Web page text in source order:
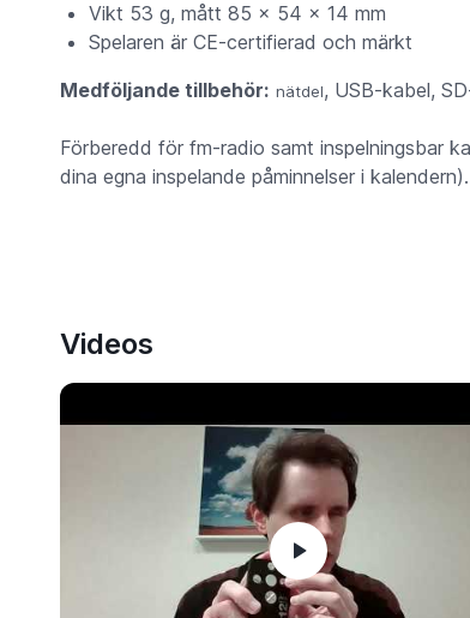
Vikt 53 g, mått 85 x 54 x 14 mm
Spelaren är CE-certifierad och märkt
Medföljande tillbehör: nätdel, USB-kabel,
Förberedd för fm-radio samt inspelningsbar
dina egna inspelande påminnelser i kalendern).
Videos